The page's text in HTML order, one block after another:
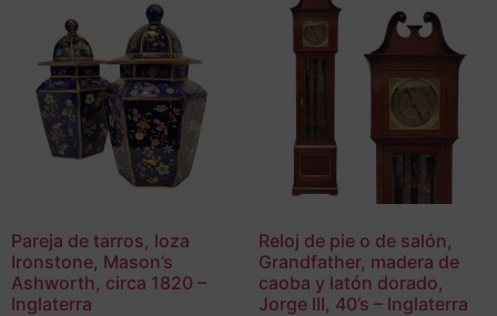
Pareja de tarros, loza
Ironstone, Mason’s
Ashworth, circa 1820 –
Inglaterra
Reloj de pie o de salón,
Grandfather, madera de
caoba y latón dorado,
Jorge III, 40’s – Inglaterra